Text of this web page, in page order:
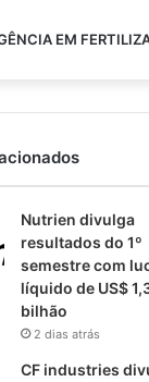
EM
Nutrien divulga
resultados do 1º
semestre com
líquido de US$
bilhão
2 dias atrás
CF industries